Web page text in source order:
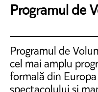
Programul de
Programul de
cel mai amplu
formală din
spectacolului și